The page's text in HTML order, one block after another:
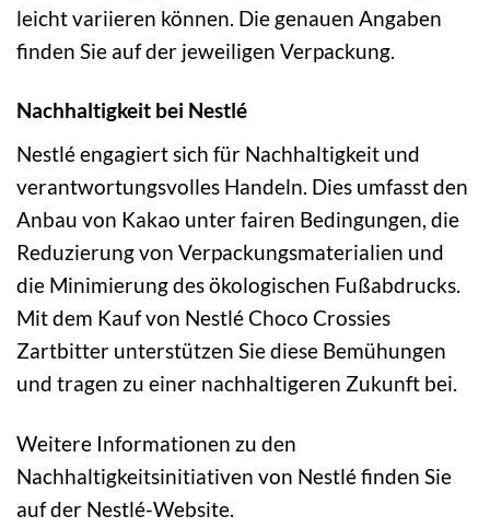
leicht variieren können. Die genauen Angaben
finden Sie auf der jeweiligen Verpackung.
Nachhaltigkeit bei Nestlé
Nestlé engagiert sich für Nachhaltigkeit und
verantwortungsvolles Handeln. Dies umfasst den
Anbau von Kakao unter fairen Bedingungen, die
Reduzierung von Verpackungsmaterialien und
die Minimierung des ökologischen Fußabdrucks.
Mit dem Kauf von Nestlé Choco Crossies
Zartbitter unterstützen Sie diese Bemühungen
und tragen zu einer nachhaltigeren Zukunft bei.
Weitere Informationen zu den
Nachhaltigkeitsinitiativen von Nestlé finden Sie
auf der Nestlé-Website.